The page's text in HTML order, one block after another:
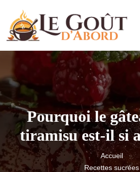
Pourquoi le
tiramisu est-il si
Accueil
Recettes sucrées